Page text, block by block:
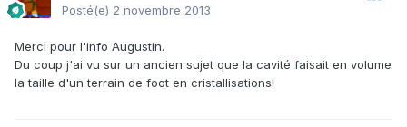
Posté(e) 2 novembre 2013
Merci pour l'info Augustin.
Du coup j'ai vu sur un ancien sujet que la cavité faisait en volume
la taille d'un terrain de foot en cristallisations!